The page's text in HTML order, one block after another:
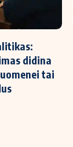
didina
tai